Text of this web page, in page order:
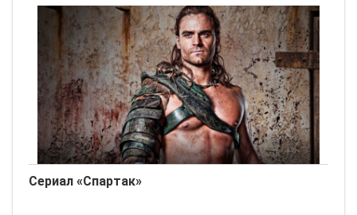
Но тут
Сериал «Спартак»